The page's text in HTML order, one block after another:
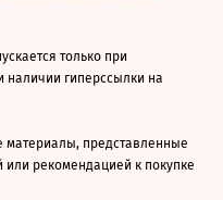
только при
наличии гиперссылки на
материалы, представленные
рекомендацией к покупке